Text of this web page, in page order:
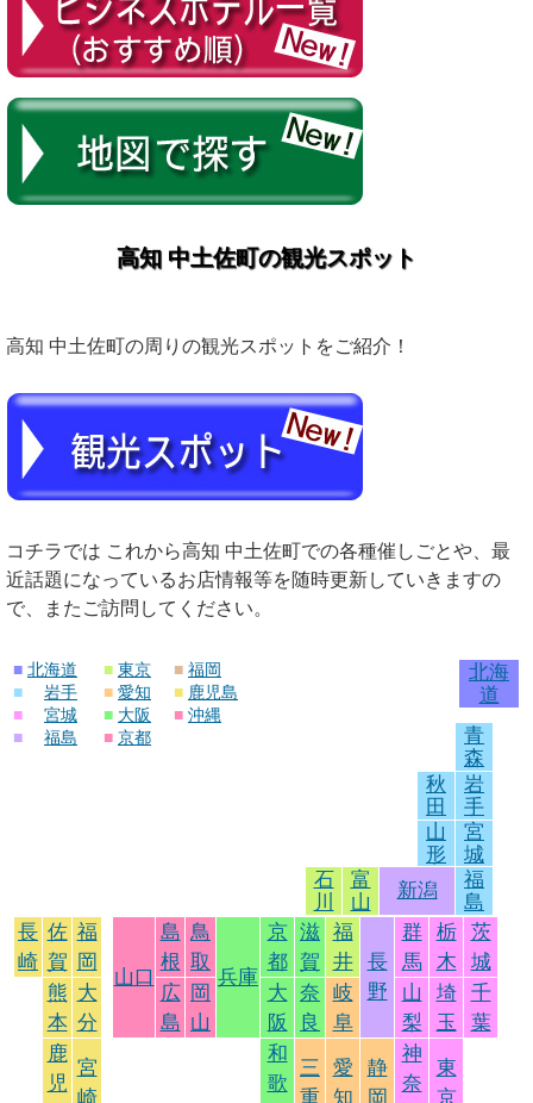
高知 中土佐町の観光スポット
高知 中土佐町の周りの観光スポットをご紹介！
コチラでは これから高知 中土佐町での各種催しごとや、最
近話題になっているお店情報等を随時更新していきますの
で、またご訪問してください。
■ 北海道
■
岩手
■
宮城
■
福島
■ 東京
■ 愛知
■ 大阪
■ 京都
■ 福岡
■ 鹿児島
■ 沖縄
北海
道
青
森
秋
田
岩
手
山
形
宮
城
石
川
富
山
新潟
福
島
長
崎
佐
賀
福
岡
山口
島
根
鳥
取
兵庫
京
都
滋
賀
福
井
長
野
群
馬
栃
木
茨
城
熊
本
大
分
広
島
岡
山
大
阪
奈
良
岐
阜
山
梨
埼
玉
千
葉
鹿
児
宮
崎
和
歌
三
重
愛
知
静
岡
神
奈
東
京